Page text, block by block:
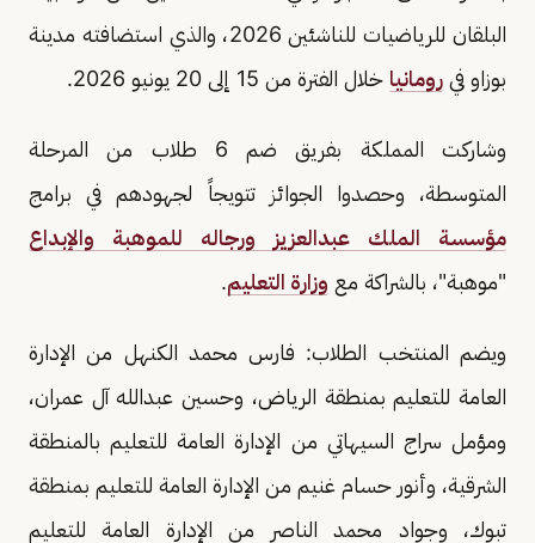
البلقان للرياضيات للناشئين 2026، والذي استضافته مدينة
بوزاو في رومانيا خلال الفترة من 15 إلى 20 يونيو 2026.
وشاركت المملكة بفريق ضم 6 طلاب من المرحلة
المتوسطة، وحصدوا الجوائز تتويجاً لجهودهم في برامج
مؤسسة الملك عبدالعزيز ورجاله للموهبة والإبداع
"موهبة"، بالشراكة مع وزارة التعليم.
ويضم المنتخب الطلاب: فارس محمد الكنهل من الإدارة
العامة للتعليم بمنطقة الرياض، وحسين عبدالله آل عمران،
ومؤمل سراج السيهاتي من الإدارة العامة للتعليم بالمنطقة
الشرقية، وأنور حسام غنيم من الإدارة العامة للتعليم بمنطقة
تبوك، وجواد محمد الناصر من الإدارة العامة للتعليم